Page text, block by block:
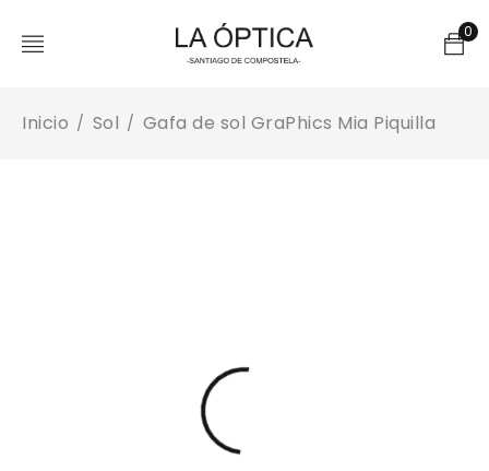
0
Inicio / Sol / Gafa de sol GraPhics Mia Piquilla